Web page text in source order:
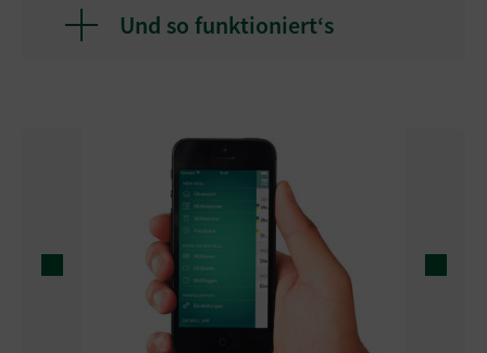
Und so funktioniert‘s
Show larger version